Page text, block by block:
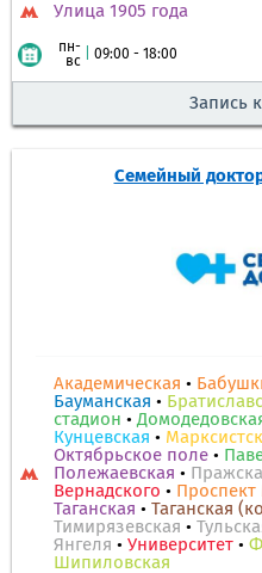
Улица 1905 года
пн-
вс
09:00 - 18:00
Запись
Семейный
Академическая •
Бауманская •
стадион •
Кунцевская •
Октябрьское поле •
Полежаевская •
Вернадского •
Таганская • Таганская
Тимирязевская •
Янгеля • Университет •
Шипиловская